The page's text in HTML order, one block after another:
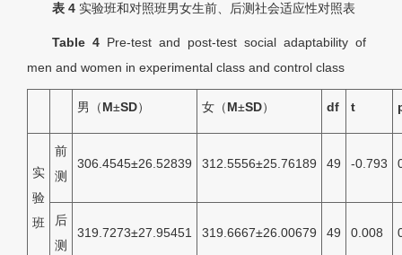
表 4 实验班和对照班男女生前、后测社会适应性对照表
Table 4 Pre-test and post-test social adaptability of
men and women in experimental class and control class
男（M±SD） 女（M±SD） df t
实
验
班
前
测
306.4545±26.52839 312.5556±25.76189 49 -0.793
后
测
319.7273±27.95451 319.6667±26.00679 49 0.008